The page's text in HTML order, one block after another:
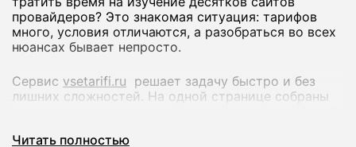
провайдеров? Это знакомая ситуация: тарифов
много, условия отличаются, а разобраться во всех
нюансах бывает непросто.
Сервис vsetarifi.ru решает задачу быстро и без
лишних сложностей. На одной странице собраны
оптимальный вариант.
Читать полностью